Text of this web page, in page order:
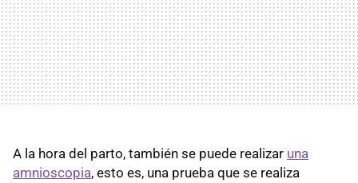
A la hora del parto, también se puede realizar una
amnioscopia, esto es, una prueba que se realiza